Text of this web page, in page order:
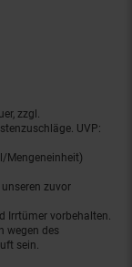
zzgl.
UVP:
Mengeneinheit)
zuvor
Irrtümer vorbehalten.
wegen des
sein.